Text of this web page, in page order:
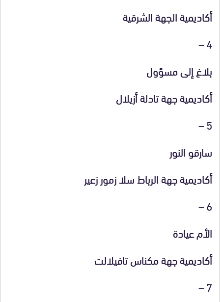
أكاديمية الجهة الشرقية
4 –
بلاغ إلى مسؤول
أكاديمية جهة تادلة أزيلال
5 –
سارقو النور
أكاديمية جهة الرباط سلا زمور زعير
6 –
الأم عيادة
أكاديمية جهة مكناس تافيلالت
7 –